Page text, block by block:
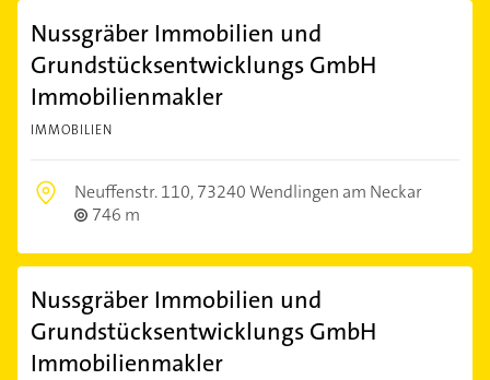
Nussgräber Immobilien und
Grundstücksentwicklungs GmbH
Immobilienmakler
IMMOBILIEN
Neuffenstr. 110,73240 Wendlingen am Neckar
746 m
Nussgräber Immobilien und
Grundstücksentwicklungs GmbH
Immobilienmakler